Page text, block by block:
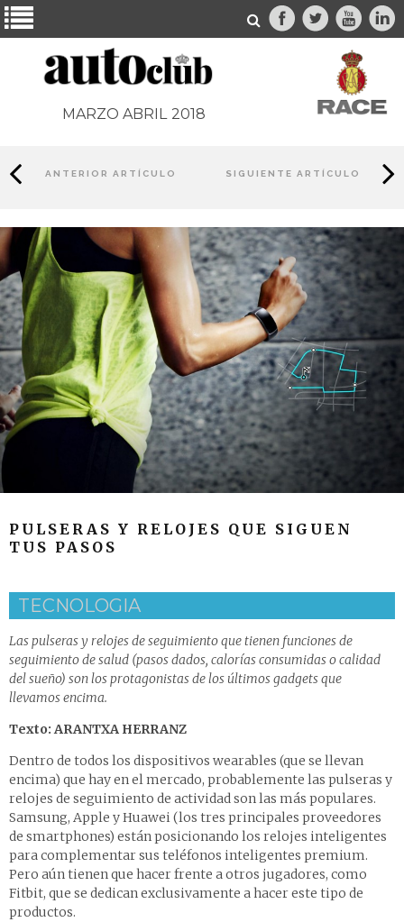
MARZO ABRIL 2018
ANTERIOR ARTÍCULO SIGUIENTE ARTÍCULO
PULSERAS Y RELOJES QUE SIGUEN
TUS PASOS
TECNOLOGIA
Las pulseras y relojes de seguimiento que tienen funciones de
seguimiento de salud (pasos dados, calorías consumidas o calidad
del sueño) son los protagonistas de los últimos gadgets que
llevamos encima.
Texto: ARANTXA HERRANZ
Dentro de todos los dispositivos wearables (que se llevan
encima) que hay en el mercado, probablemente las pulseras y
relojes de seguimiento de actividad son las más populares.
Samsung, Apple y Huawei (los tres principales proveedores
de smartphones) están posicionando los relojes inteligentes
para complementar sus teléfonos inteligentes premium.
Pero aún tienen que hacer frente a otros jugadores, como
Fitbit, que se dedican exclusivamente a hacer este tipo de
productos.